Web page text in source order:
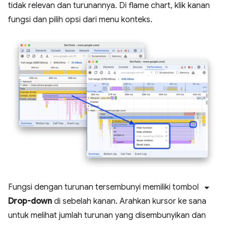
tidak relevan dan turunannya. Di flame chart, klik kanan
fungsi dan pilih opsi dari menu konteks.
Fungsi dengan turunan tersembunyi memiliki tombol arrow_drop_down
Drop-down di sebelah kanan. Arahkan kursor ke sana
untuk melihat jumlah turunan yang disembunyikan dan